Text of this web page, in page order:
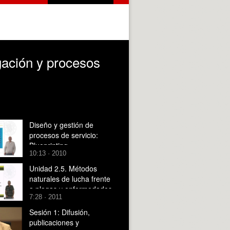
y procesos
Diseño y gestión de
procesos de servicio:
Blueprinting
10:13 · 2010
Unidad 2.5. Métodos
naturales de lucha frente
a plagas y enfermedades
7:28 · 2011
Sesión 1: Difusión,
publicaciones y